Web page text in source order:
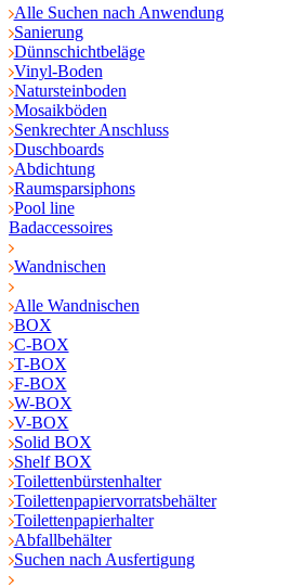
Alle Suchen nach Anwendung
Sanierung
Dünnschichtbeläge
Vinyl-Boden
Natursteinboden
Mosaikböden
Senkrechter Anschluss
Duschboards
Abdichtung
Raumsparsiphons
Pool line
Badaccessoires
Wandnischen
Alle Wandnischen
BOX
C-BOX
T-BOX
F-BOX
W-BOX
V-BOX
Solid BOX
Shelf BOX
Toilettenbürstenhalter
Toilettenpapiervorratsbehälter
Toilettenpapierhalter
Abfallbehälter
Suchen nach Ausfertigung